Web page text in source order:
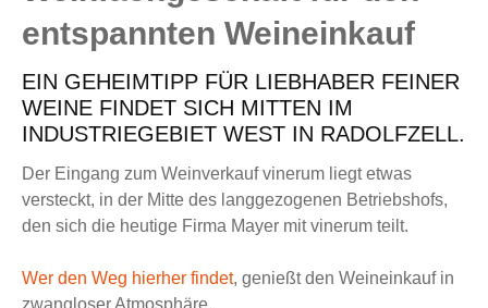
entspannten Weineinkauf
EIN GEHEIMTIPP FÜR LIEBHABER FEINER
WEINE FINDET SICH MITTEN IM
INDUSTRIEGEBIET WEST IN RADOLFZELL.
Der Eingang zum Weinverkauf vinerum liegt etwas
versteckt, in der Mitte des langgezogenen Betriebshofs,
den sich die heutige Firma Mayer mit vinerum teilt.
Wer den Weg hierher findet, genießt den Weineinkauf in